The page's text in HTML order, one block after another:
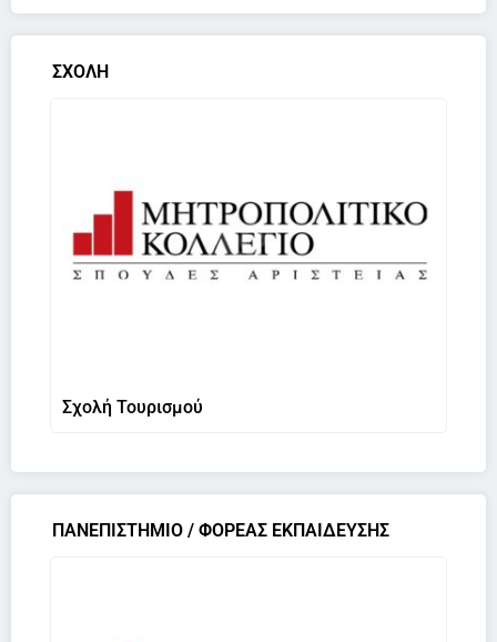
ΣΧΟΛΗ
Σχολή Τουρισμού
ΠΑΝΕΠΙΣΤΗΜΙΟ / ΦΟΡΕΑΣ ΕΚΠΑΙΔΕΥΣΗΣ